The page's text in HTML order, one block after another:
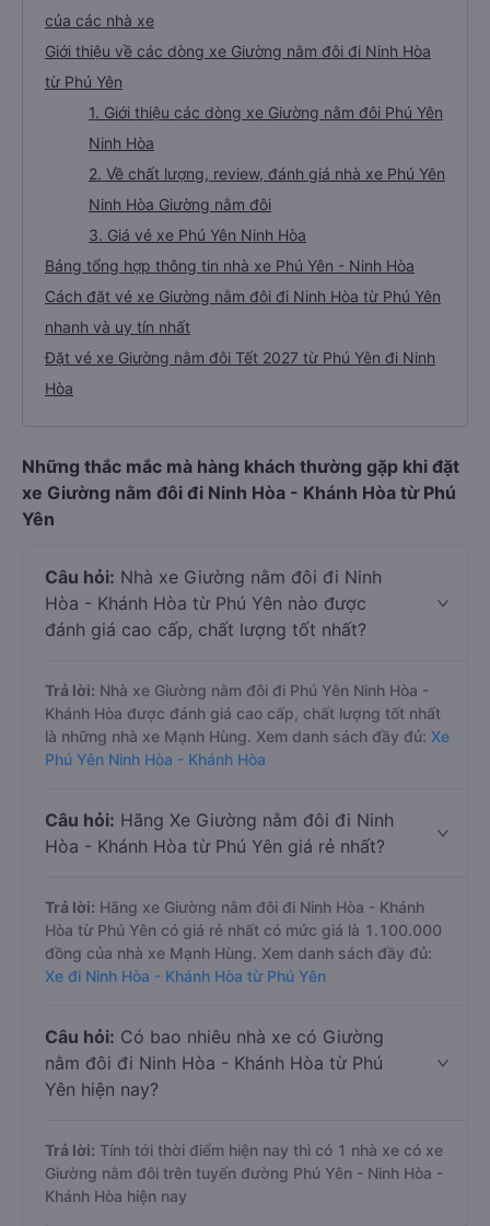
của các nhà xe
Giới thiệu về các dòng xe Giường nằm đôi đi Ninh Hòa
từ Phú Yên
1. Giới thiệu các dòng xe Giường nằm đôi Phú Yên
Ninh Hòa
2. Về chất lượng, review, đánh giá nhà xe Phú Yên
Ninh Hòa Giường nằm đôi
3. Giá vé xe Phú Yên Ninh Hòa
Bảng tổng hợp thông tin nhà xe Phú Yên - Ninh Hòa
Cách đặt vé xe Giường nằm đôi đi Ninh Hòa từ Phú Yên
nhanh và uy tín nhất
Đặt vé xe Giường nằm đôi Tết 2027 từ Phú Yên đi Ninh
Hòa
Những thắc mắc mà hàng khách thường gặp khi đặt
xe Giường nằm đôi đi Ninh Hòa - Khánh Hòa từ Phú
Yên
Câu hỏi: Nhà xe Giường nằm đôi đi Ninh
Hòa - Khánh Hòa từ Phú Yên nào được
đánh giá cao cấp, chất lượng tốt nhất?
Trả lời: Nhà xe Giường nằm đôi đi Phú Yên Ninh Hòa -
Khánh Hòa được đánh giá cao cấp, chất lượng tốt nhất
là những nhà xe Mạnh Hùng. Xem danh sách đầy đủ: Xe
Phú Yên Ninh Hòa - Khánh Hòa
Câu hỏi: Hãng Xe Giường nằm đôi đi Ninh
Hòa - Khánh Hòa từ Phú Yên giá rẻ nhất?
Trả lời: Hãng xe Giường nằm đôi đi Ninh Hòa - Khánh
Hòa từ Phú Yên có giá rẻ nhất có mức giá là 1.100.000
đồng của nhà xe Mạnh Hùng. Xem danh sách đầy đủ:
Xe đi Ninh Hòa - Khánh Hòa từ Phú Yên
Câu hỏi: Có bao nhiêu nhà xe có Giường
nằm đôi đi Ninh Hòa - Khánh Hòa từ Phú
Yên hiện nay?
Trả lời: Tính tới thời điểm hiện nay thì có 1 nhà xe có xe
Giường nằm đôi trên tuyến đường Phú Yên - Ninh Hòa -
Khánh Hòa hiện nay